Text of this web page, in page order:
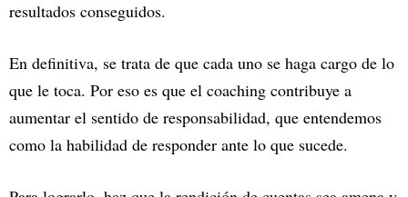
resultados conseguidos.
En definitiva, se trata de que cada uno se haga cargo de lo
que le toca. Por eso es que el coaching contribuye a
aumentar el sentido de responsabilidad, que entendemos
como la habilidad de responder ante lo que sucede.